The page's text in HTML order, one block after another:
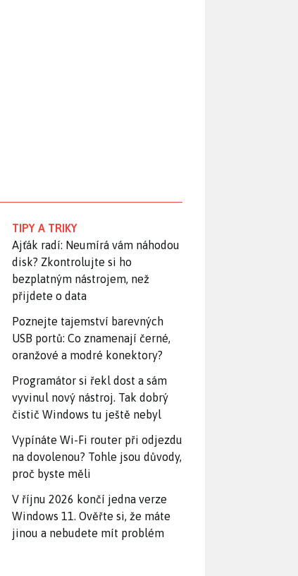
TIPY A TRIKY
Ajťák radí: Neumírá vám náhodou
disk? Zkontrolujte si ho
bezplatným nástrojem, než
přijdete o data
Poznejte tajemství barevných
USB portů: Co znamenají černé,
oranžové a modré konektory?
Programátor si řekl dost a sám
vyvinul nový nástroj. Tak dobrý
čistič Windows tu ještě nebyl
Vypínáte Wi-Fi router při odjezdu
na dovolenou? Tohle jsou důvody,
proč byste měli
V říjnu 2026 končí jedna verze
Windows 11. Ověřte si, že máte
jinou a nebudete mít problém